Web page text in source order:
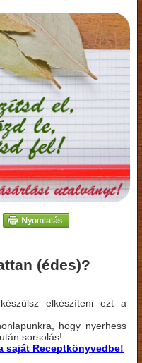
(édes)?
elkészíteni ezt a
hogy nyerhess
sorsolás!
saját Receptkönyvedbe!